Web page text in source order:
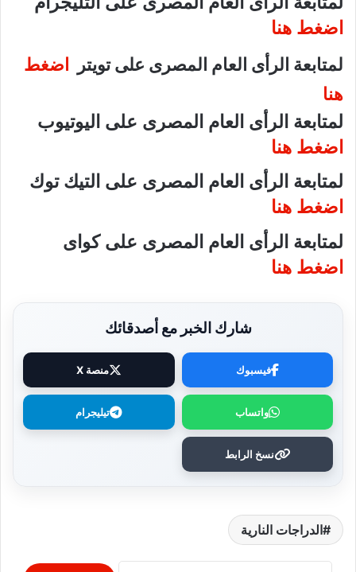
اضغط هنا
لمتابعة الرأى العام المصرى على تويتر اضغط
هنا
لمتابعة الرأى العام المصرى على اليوتيوب
اضغط هنا
لمتابعة الرأى العام المصرى على التيك توك
اضغط هنا
لمتابعة الرأى العام المصرى على كواى
اضغط هنا
شارك الخبر مع أصدقائك
فيسبوك منصة X
واتساب تيليجرام
نسخ الرابط
الدراجات النارية